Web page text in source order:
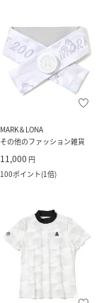
MARK＆LONA
その他のファッション雑貨
11,000 円
100ポイント(1倍)